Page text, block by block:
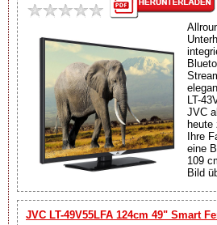
LT-
JVC
heute
Ihre
eine
109
Bild
JVC LT-49V55LFA 124cm 49" Smart